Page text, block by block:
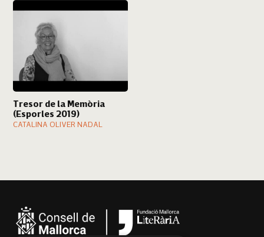
Tresor de la Memòria
(Esporles 2019)
CATALINA OLIVER NADAL